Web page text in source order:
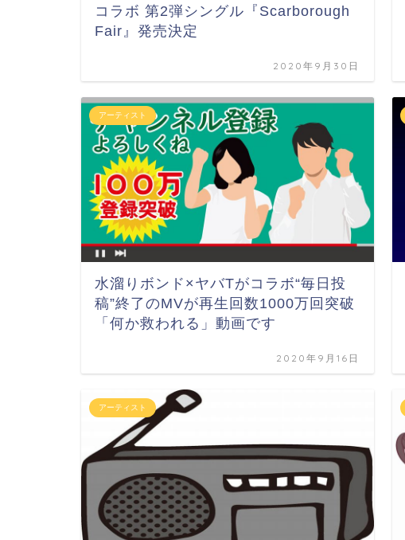
コラボ 第2弾シングル『Scarborough
Fair』発売決定
2020年9月30日
アーティスト
水溜りボンド×ヤバTがコラボ“毎日投
稿”終了のMVが再生回数1000万回突破
「何か救われる」動画です
2020年9月16日
アーティスト